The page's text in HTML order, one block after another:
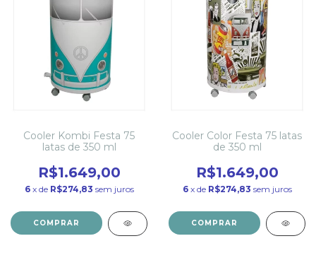
Cooler Kombi Festa 75
latas de 350 ml
R$1.649,00
6 x de R$274,83 sem juros
Cooler Color Festa 75 latas
de 350 ml
R$1.649,00
6 x de R$274,83 sem juros